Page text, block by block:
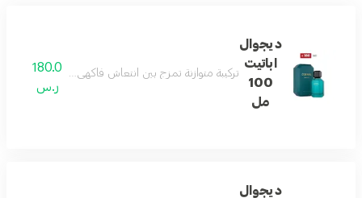
ديجوال
اباتيت
100
مل
تركيبة متوازنة تمزج بين انتعاش فاكهي مشرق، قلب
180.0
ر.س
ديجوال